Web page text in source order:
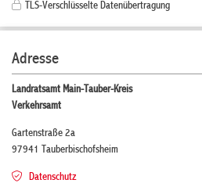
TLS-Verschlüsselte Datenübertragung
Adresse
Landratsamt Main-Tauber-Kreis
Verkehrsamt
Gartenstraße 2a
97941 Tauberbischofsheim
Datenschutz